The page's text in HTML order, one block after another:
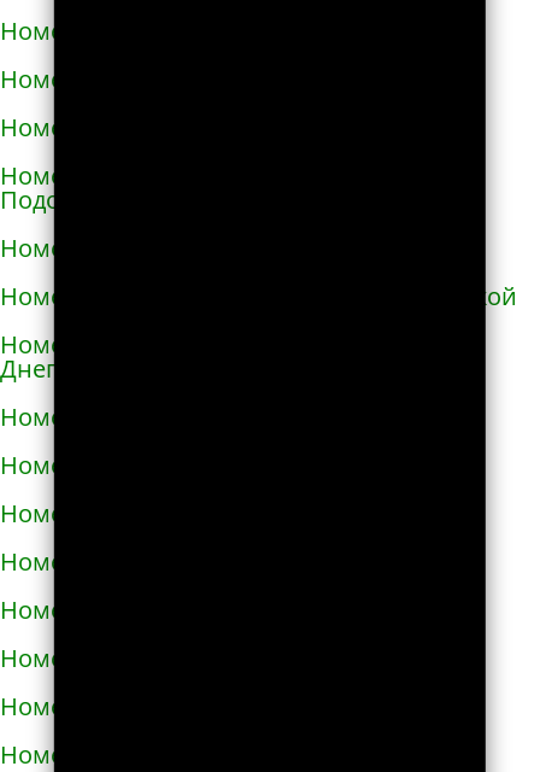
Номера телефонов такси в Казатине
Номера телефонов такси в Калиновке
Номера телефонов такси в Калуше
Номера телефонов такси в Каменце-
Подольском
Номера телефонов такси в Каменке
Номера телефонов такси в Каменке-Бугской
Номера телефонов такси в Каменке-
Днепровской
Номера телефонов такси в Каменском
Номера телефонов такси в Каневе
Номера телефонов такси в Карловке
Номера телефонов такси в Каховке
Номера телефонов такси в Киверцах
Номера телефонов такси в Киеве
Номера телефонов такси в Килие
Номера телефонов такси в Ковеле